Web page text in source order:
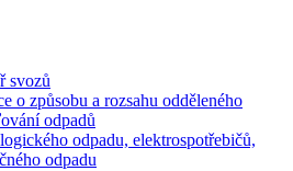
svozů
o způsobu a rozsahu odděleného
odpadů
odpadu, elektrospotřebičů,
odpadu